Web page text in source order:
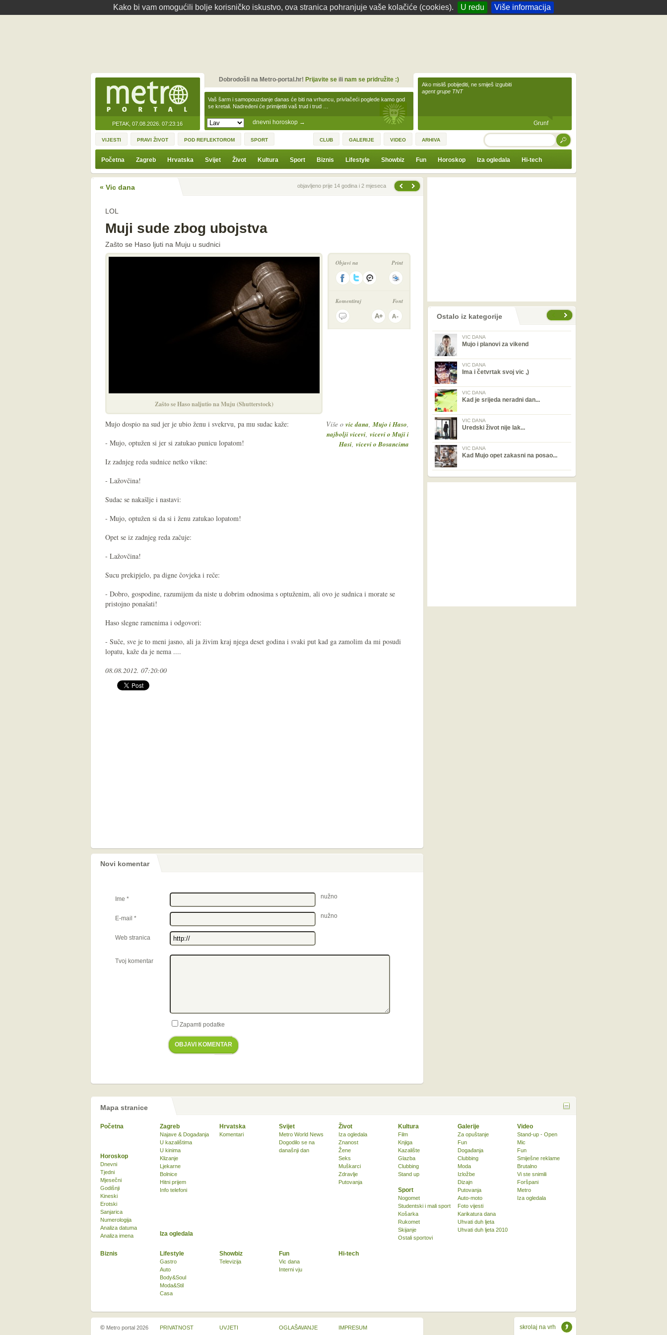
Kako bi vam omogućili bolje korisničko iskustvo, ova stranica pohranjuje vaše kolačiće (cookies). U redu Više informacija
PETAK, 07.08.2026. 07:23:16 dnevni horoskop →
Vaš šarm i samopouzdanje danas će biti na vrhuncu, privlačeći poglede kamo god
se kretali. Nadređeni će primijetiti vaš trud i trud …
Dobrodošli na Metro-portal.hr! Prijavite seili nam se pridružite :)
Ako misliš pobijediti, ne smiješ izgubiti
agent grupe TNT
Grunf
VIJESTI PRAVI ŽIVOT POD REFLEKTOROM SPORT CLUB GALERIJE VIDEO ARHIVA TRAŽI
Početna Zagreb Hrvatska Svijet Život Kultura Sport Biznis Lifestyle Showbiz Fun Horoskop Iza ogledala Hi-tech
« Vic dana Prethodna vijestobjavljeno prije 14 godina i 2 mjeseca
LOL
Muji sude zbog ubojstva
Zašto se Haso ljuti na Muju u sudnici
Zašto se Haso naljutio na Muju (Shutterstock)
Objavi na Print
Komentiraj Font
Više o vic dana,Mujo i Haso,
najbolji vicevi, vicevi o Muji i
Hasi, vicevi o Bosancima
Mujo dospio na sud jer je ubio ženu i svekrvu, pa mu sudac kaže:
- Mujo, optužen si jer si zatukao punicu lopatom!
Iz zadnjeg reda sudnice netko vikne:
- Lažovčina!
Sudac se nakašlje i nastavi:
- Mujo, optužen si da si i ženu zatukao lopatom!
Opet se iz zadnjeg reda začuje:
- Lažovčina!
Sucu prekipjelo, pa digne čovjeka i reče:
- Dobro, gospodine, razumijem da niste u dobrim odnosima s optuženim, ali ovo je sudnica i morate se
pristojno ponašati!
Haso slegne ramenima i odgovori:
- Suče, sve je to meni jasno, ali ja živim kraj njega deset godina i svaki put kad ga zamolim da mi posudi
lopatu, kaže da je nema ....
08.08.2012. 07:20:00
Novi komentar
Ime * nužno
E-mail * nužno
Web stranica
Tvoj komentar
Zapamti podatke
OBJAVI KOMENTAR
prethodno Ostalo iz kategorije
VIC DANA
Mujo i planovi za vikend
VIC DANA
Ima i četvrtak svoj vic ,)
VIC DANA
Kad je srijeda neradni dan...
VIC DANA
Uredski život nije lak...
VIC DANA
Kad Mujo opet zakasni na posao...
Mapa stranice
Početna Zagreb
Najave & Događanja
U kazalištima
U kinima
Klizanje
Ljekarne
Bolnice
Hitni prijem
Info telefoni
Hrvatska
Komentari
Svijet
Metro World News
Dogodilo se na
današnji dan
Život
Iza ogledala
Znanost
Žene
Seks
Muškarci
Zdravlje
Putovanja
Kultura
Film
Knjiga
Kazalište
Glazba
Clubbing
Stand up
Sport
Nogomet
Studentski i mali sport
Košarka
Rukomet
Skijanje
Ostali sportovi
Biznis Lifestyle
Gastro
Auto
Body&Soul
Moda&Stil
Casa
Showbiz
Televizija
Fun
Vic dana
Interni vju
Horoskop
Dnevni
Tjedni
Mjesečni
Godišnji
Kineski
Erotski
Sanjarica
Numerologija
Analiza datuma
Analiza imena
Iza ogledala
Hi-tech
Galerije
Za opuštanje
Fun
Događanja
Clubbing
Moda
Izložbe
Dizajn
Putovanja
Auto-moto
Foto vijesti
Karikatura dana
Uhvati duh ljeta
Uhvati duh ljeta 2010
Video
Stand-up - Open
Mic
Fun
Smiješne reklame
Brutalno
Vi ste snimili
Foršpani
Metro
Iza ogledala
skrolaj na vrh
© Metro portal 2026 PRIVATNOST UVJETI OGLAŠAVANJE IMPRESUM